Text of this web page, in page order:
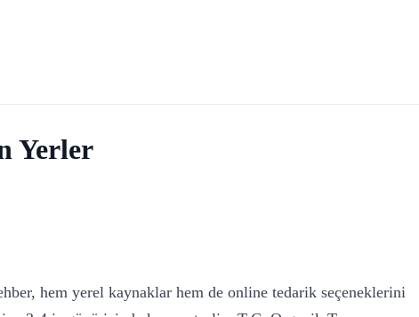
Yerler
hem yerel kaynaklar hem de online tedarik seçeneklerini